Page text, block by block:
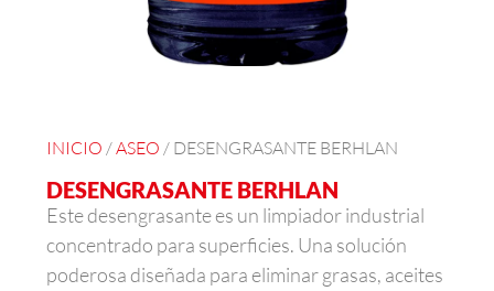
INICIO /ASEO / DESENGRASANTE BERHLAN
DESENGRASANTE BERHLAN
Este desengrasante es un limpiador industrial
concentrado para superficies. Una solución
poderosa diseñada para eliminar grasas, aceites